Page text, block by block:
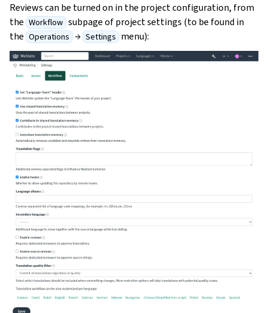
Reviews can be turned on in the project configuration, from
the Workflow subpage of project settings (to be found in
the Operations → Settings menu):